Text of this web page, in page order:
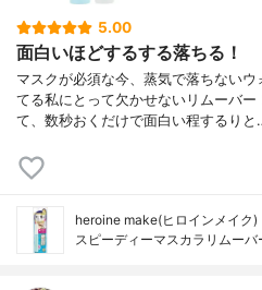
5.00
面白いほどするする落ちる！
マスクが必須な今、蒸気で落ちない
てる私にとって欠かせないリムーバ
て、数秒おくだけで面白い程するりと
heroine make(ヒロインメイク)
スピーディーマスカラリムーバ